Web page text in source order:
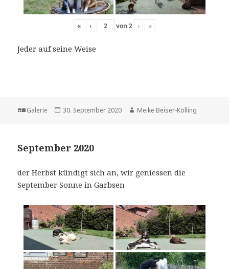
« ‹ von 2 › »
Jeder auf seine Weise
Format
Galerie
Veröffentlicht
30. September 2020 Autor
Meike Beiser-Kölling
September 2020
der Herbst kündigt sich an, wir geniessen die
September Sonne in Garbsen